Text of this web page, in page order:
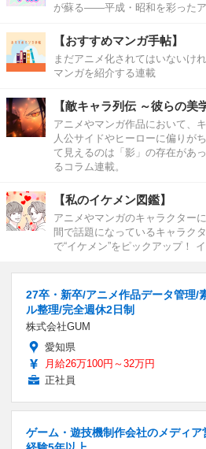
が蘇る――平成・昭和を彩ったア
【おすすめマンガ手帖】
まだアニメ化されてはいないけ
マンガを紹介する連載
【敵キャラ列伝 ～彼らの美
アニメやマンガ作品において、
人公サイドやヒーローに偏りが
て見えるのは「影」の存在があ
るコラム連載。
【私のイケメン図鑑】
アニメやマンガのキャラクター
間で話題になっているキャラク
で“イケメン”をピックアップ！
27卒・新卒/アニメ作品データ管理/
ル整理/完全週休2日制
株式会社GUM
愛知県
月給26万100円～32万円
正社員
ゲーム・遊技機制作会社のメディ